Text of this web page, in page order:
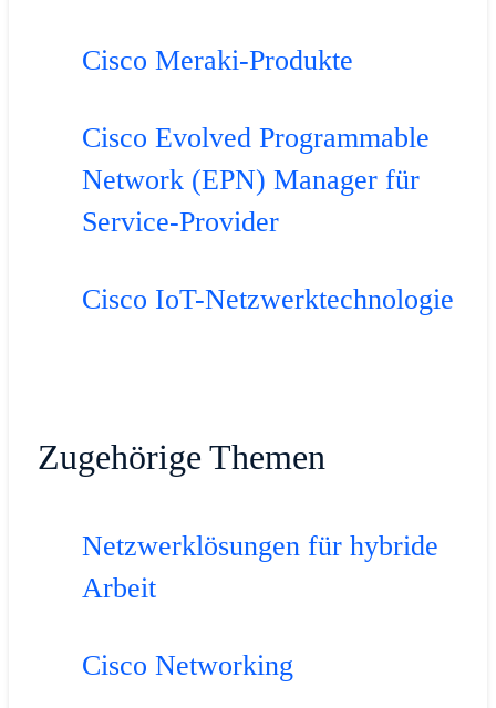
Cisco Meraki-Produkte
Cisco Evolved Programmable
Network (EPN) Manager für
Service-Provider
Cisco IoT-Netzwerktechnologie
Zugehörige Themen
Netzwerklösungen für hybride
Arbeit
Cisco Networking